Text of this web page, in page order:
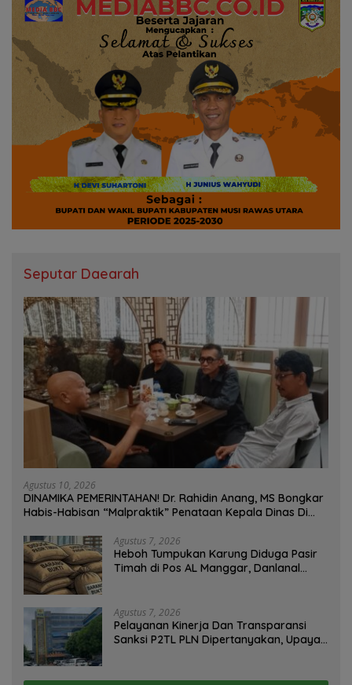
Seputar Daearah
Agustus 10, 2026
DINAMIKA PEMERINTAHAN! Dr. Rahidin Anang, MS Bongkar
Habis-Habisan “Malpraktik” Penataan Kepala Dinas Di
Agustus 7, 2026
Heboh Tumpukan Karung Diduga Pasir
Timah di Pos AL Manggar, Danlanal
Agustus 7, 2026
Pelayanan Kinerja Dan Transparansi
Sanksi P2TL PLN Dipertanyakan, Upaya